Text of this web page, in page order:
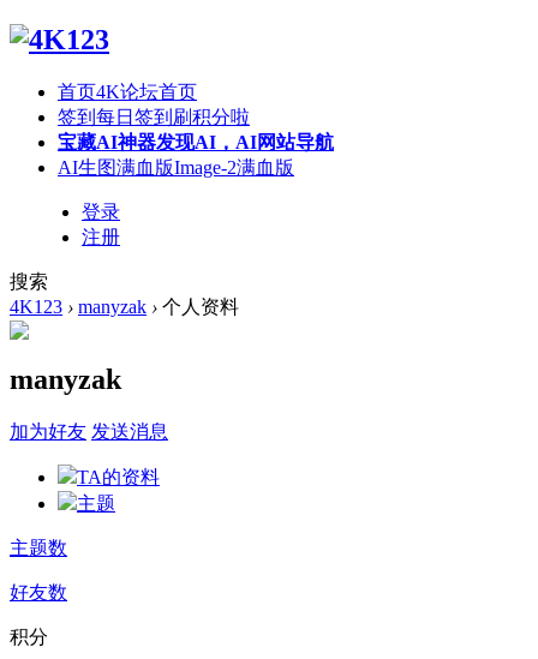
首页4K论坛首页
签到 每日签到刷积分啦
宝藏AI神器发现AI，AI网站导航
AI生图满血版Image-2满血版
登录
注册
搜索
4K123 › manyzak › 个人资料
manyzak
加为好友 发送消息
TA的资料
主题
主题数
好友数
积分